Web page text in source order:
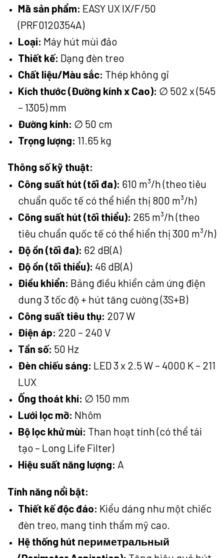
Mã sản phẩm: EASY UX IX/F/50
(PRF0120354A)
Loại: Máy hút mùi đảo
Thiết kế: Dạng đèn treo
Chất liệu/Màu sắc: Thép không gỉ
Kích thước (Đường kính x Cao): ∅ 502 x (545
– 1305) mm
Đường kính: ∅ 50 cm
Trọng lượng: 11.65 kg
Thông số kỹ thuật:
Công suất hút (tối đa): 610 m³/h (theo tiêu
chuẩn quốc tế có thể hiển thị 800 m³/h)
Công suất hút (tối thiểu): 265 m³/h (theo
tiêu chuẩn quốc tế có thể hiển thị 300 m³/h)
Độ ồn (tối đa): 62 dB(A)
Độ ồn (tối thiểu): 46 dB(A)
Điều khiển: Bảng điều khiển cảm ứng điện
dung 3 tốc độ + hút tăng cường (3S+B)
Công suất tiêu thụ: 207 W
Điện áp: 220 – 240 V
Tần số: 50 Hz
Đèn chiếu sáng: LED 3 x 2.5 W – 4000 K – 211
LUX
Ống thoát khí: ∅ 150 mm
Lưới lọc mỡ: Nhôm
Bộ lọc khử mùi: Than hoạt tính (có thể tái
tạo – Long Life Filter)
Hiệu suất năng lượng: A
Tính năng nổi bật:
Thiết kế độc đáo: Kiểu dáng như một chiếc
đèn treo, mang tính thẩm mỹ cao.
Hệ thống hút периметральный